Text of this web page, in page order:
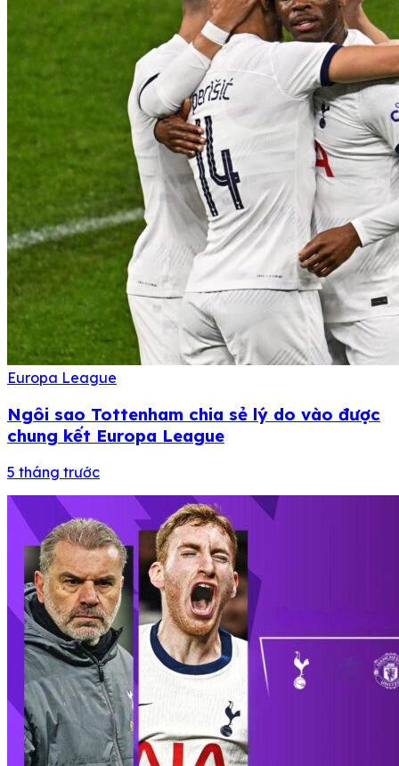
Europa League
Ngôi sao Tottenham chia sẻ lý do vào được
chung kết Europa League
5 tháng trước